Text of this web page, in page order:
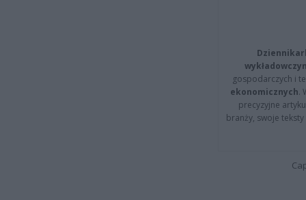
gospodarczych i
ekonomicznych.
precyzyjne
branży, swoje